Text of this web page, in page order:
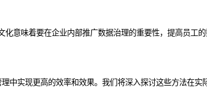
意味着要在企业内部推广数据治理的重要性，提高员
实现更高的效率和效果。我们将深入探讨这些方法在实